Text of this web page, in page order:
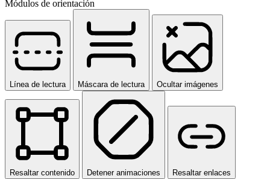
Módulos de orientación
Línea de lectura Máscara de lectura Ocultar imágenes
Resaltar contenido Detener animaciones Resaltar enlaces